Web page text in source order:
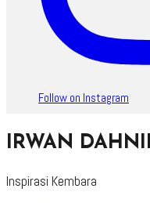
Follow on Instagram
IRWAN
Inspirasi Kembara